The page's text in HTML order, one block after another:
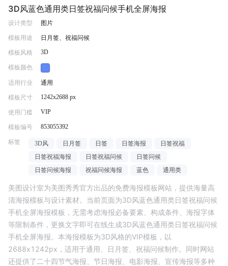
3D风蓝色通用类日签祝福问候手机全屏海报
设计类型 图片
模板用途 日月签、祝福问候
模板风格 3D
模板颜色
适用行业 通用
模板尺寸 1242x2688 px
使用门槛 VIP
模板编号 853055392
标签 3D风 日月签 日签 日签海报
日签祝福
日签祝福海报
日签祝福问候
日签问候
日签问候海报
祝福问候海报 蓝色 通用类
美图设计室为美图秀秀官方出品的免费海报模板网站，提供海量高
清海报模板与设计素材。当前页面为3D风蓝色通用类日签祝福问候
手机全屏海报模板，无需考虑海报必备要素、构成条件、海报字体
等限制条件，更换文字即可在线生成3D风蓝色通用类日签祝福问候
手机全屏海报。本海报模板为3D风格的VIP模板，以
2688x1242px，适用于通用 日月签、祝福问候制作。同时网站
还提供了二十四节气海报、节日海报、电影海报、宣传海报等多种